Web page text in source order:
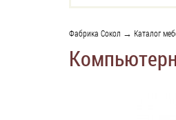
Фабрика Сокол → Каталог